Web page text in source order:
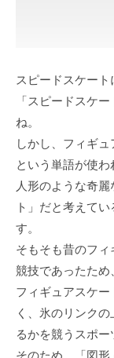
スピードスケー
「スピードスケ
ね。
しかし、フィギュ
という単語が使わ
人形のような奇
ト」だと考えて
す。
そもそも昔のフ
競技であったため
フィギュアスケ
く、氷のリンク
るかを競うスポー
そのため、「図